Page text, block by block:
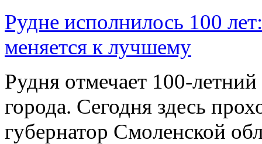
Рудне исполнилось 100
меняется к лучшему
Рудня отмечает 100-
города. Сегодня здесь
губернатор Смоленской